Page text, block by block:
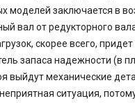
моделей заключается в
вал от редукторного
скорее всего,
запаса надежности (в
выйдут механические
ситуация,